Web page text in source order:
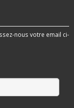
nous votre email ci-